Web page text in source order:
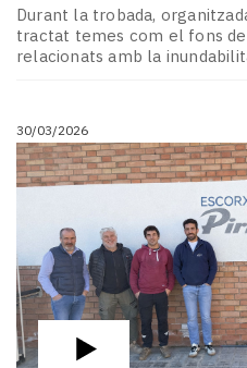
Durant la trobada,
tractat temes com el fons
relacionats amb la
30/03/2026